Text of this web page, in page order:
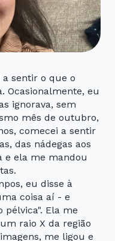
sentir o que o
Ocasionalmente, eu
ignorava, sem
mês de outubro,
comecei a sentir
das nádegas aos
e ela me mandou
eu disse à
coisa aí - e
pélvica". Ela me
raio X da região
me ligou e